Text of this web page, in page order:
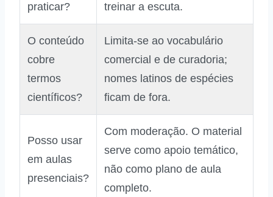
praticar?
treinar a escuta.
O conteúdo
cobre
termos
científicos?
Limita‑se ao vocabulário
comercial e de curadoria;
nomes latinos de espécies
ficam de fora.
Posso usar
em aulas
presenciais?
Com moderação. O material
serve como apoio temático,
não como plano de aula
completo.